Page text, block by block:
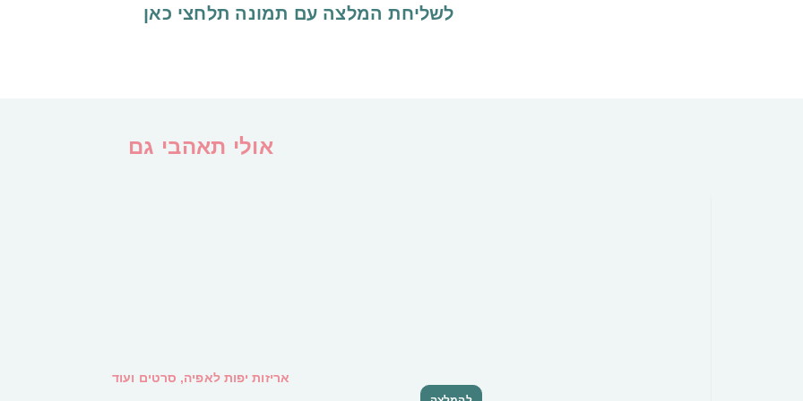
לשליחת המלצה עם תמונה תלחצי כאן
אולי תאהבי גם
אריזות יפות לאפיה, סרטים ועוד